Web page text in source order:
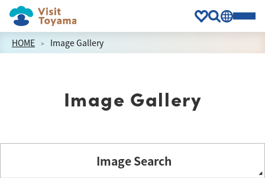
HOME Image Gallery
Image Gallery
Image Search